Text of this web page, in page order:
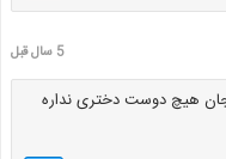
5 سال قبل
هیچ دوست دختری نداره